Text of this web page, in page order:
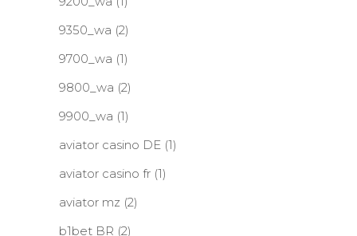
9350_wa (2)
9700_wa (1)
9800_wa (2)
9900_wa (1)
aviator casino DE (1)
aviator casino fr (1)
aviator mz (2)
b1bet BR (2)